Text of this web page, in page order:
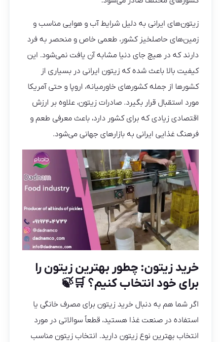
زیتون‌های ایرانی به دلیل شرایط آب و هوایی مناسب و
زمین‌های حاصلخیز کشور، طعمی خاص و منحصر به فرد
دارند که در هیچ جای دنیا مشابه آن یافت نمی‌شود. این
کیفیت بالا باعث شده که زیتون ایرانی در بسیاری از
کشورها از جمله کشورهای خاورمیانه، اروپا و حتی آمریکا
مورد استقبال قرار بگیرد. صادرات زیتون، علاوه بر ارزش
اقتصادی زیادی که برای کشور دارد، باعث معرفی طعم و
فرهنگ غذایی ایرانی به بازارهای جهانی می‌شود.
خرید زیتون: چطور بهترین زیتون را
برای خود انتخاب کنیم؟ 🛒🍃
اگر شما هم به‌ دنبال خرید زیتون برای مصرف خانگی یا
استفاده در صنعت غذا هستید، قطعاً سوالاتی در مورد
انتخاب بهترین نوع زیتون دارید. انتخاب زیتون مناسب